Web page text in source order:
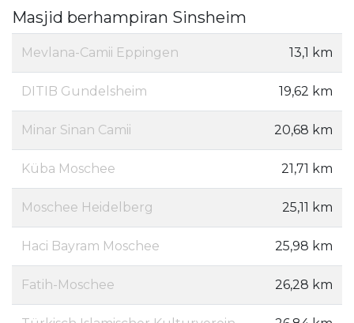
Masjid berhampiran Sinsheim
Mevlana-Camii Eppingen 13,1 km
DITIB Gundelsheim 19,62 km
Minar Sinan Camii 20,68 km
Küba Moschee 21,71 km
Moschee Heidelberg 25,11 km
Haci Bayram Moschee 25,98 km
Fatih-Moschee 26,28 km